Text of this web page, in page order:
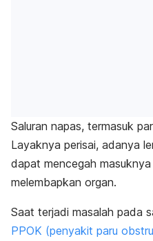
Saluran napas, termasuk
Layaknya perisai, adanya
dapat mencegah
melembapkan organ.
Saat terjadi masalah pada
PPOK (penyakit paru